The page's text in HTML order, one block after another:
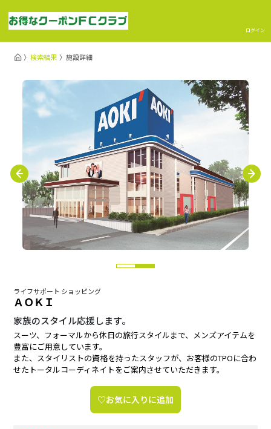
ログイン
検索結果 施設詳細
ライフサポート ショッピング
ＡＯＫＩ
家族のスタイル応援します。
スーツ、フォーマルから休日の旅行スタイルまで、メンズアイテムを
豊富にご用意しています。
また、スタイリストの資格を持ったスタッフが、お客様のTPOに合わ
せたトータルコーディネイトをご案内させていただきます。
♡お気に入りに追加